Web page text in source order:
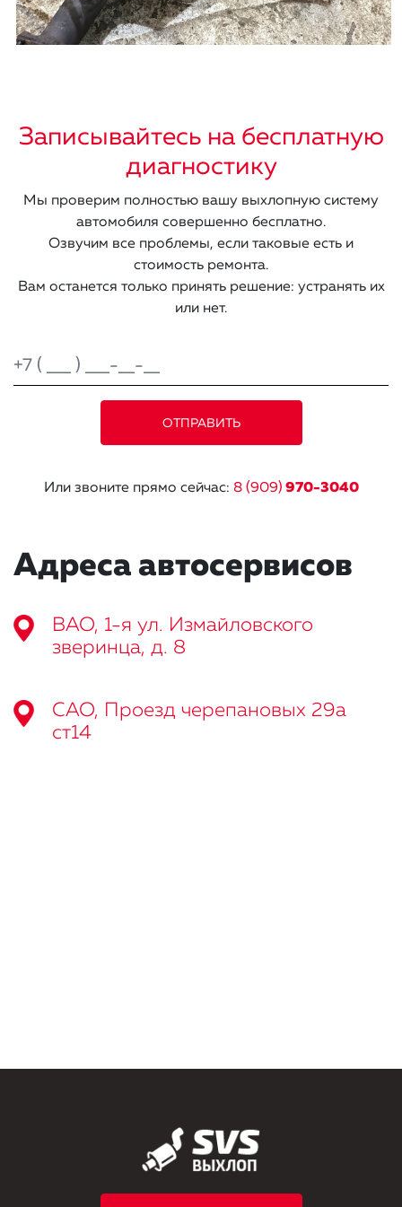
Записывайтесь на бесплатную
диагностику
Мы проверим полностью вашу выхлопную систему
автомобиля совершенно бесплатно.
Озвучим все проблемы, если таковые есть и
стоимость ремонта.
Вам останется только принять решение: устранять их
или нет.
Или звоните прямо сейчас: 8 (909) 970-3040
Адреса автосервисов
ВАО, 1-я ул. Измайловского
зверинца, д. 8
САО, Проезд черепановых 29а
ст14